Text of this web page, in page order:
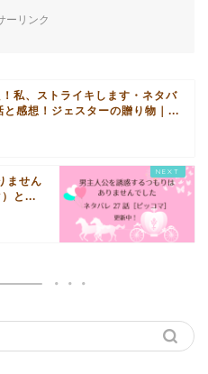
ーリンク
私、ストライキします・ネタバ
と感想！ジェスターの贈り物｜...
ません
と...